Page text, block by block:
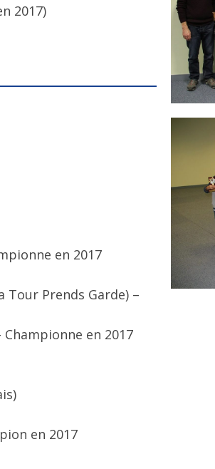
2017)
en 2017
Tour Prends Garde) –
en 2017
en 2017